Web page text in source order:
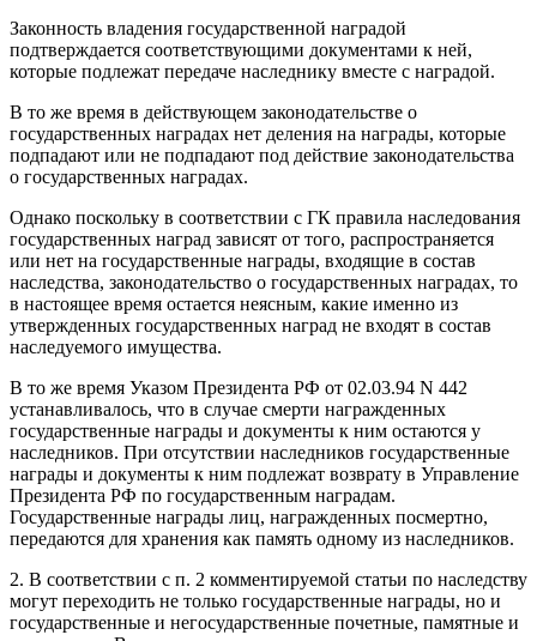
Законность владения государственной наградой
подтверждается соответствующими документами к ней,
которые подлежат передаче наследнику вместе с наградой.
В то же время в действующем законодательстве о
государственных наградах нет деления на награды, которые
подпадают или не подпадают под действие законодательства
о государственных наградах.
Однако поскольку в соответствии с ГК правила наследования
государственных наград зависят от того, распространяется
или нет на государственные награды, входящие в состав
наследства, законодательство о государственных наградах, то
в настоящее время остается неясным, какие именно из
утвержденных государственных наград не входят в состав
наследуемого имущества.
В то же время Указом Президента РФ от 02.03.94 N 442
устанавливалось, что в случае смерти награжденных
государственные награды и документы к ним остаются у
наследников. При отсутствии наследников государственные
награды и документы к ним подлежат возврату в Управление
Президента РФ по государственным наградам.
Государственные награды лиц, награжденных посмертно,
передаются для хранения как память одному из наследников.
2. В соответствии с п. 2 комментируемой статьи по наследству
могут переходить не только государственные награды, но и
государственные и негосударственные почетные, памятные и